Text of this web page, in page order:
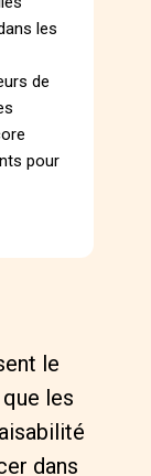
les
de
pour
le
les
dans